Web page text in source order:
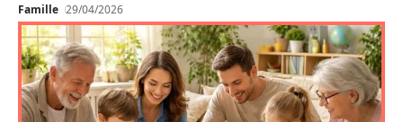
Famille 29/04/2026